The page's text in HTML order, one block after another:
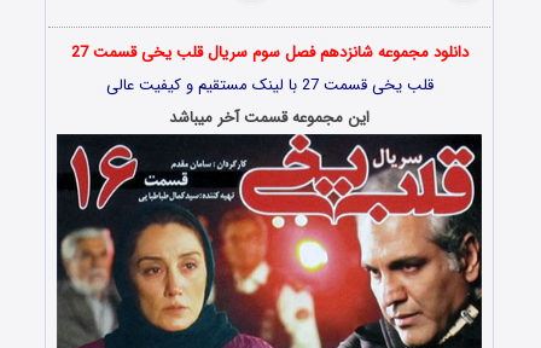
دانلود مجموعه شانزدهم فصل سوم سریال قلب یخی قسمت 27
قلب یخیقسمت 27 با لینک مستقیم و کیفیت عالی
این مجموعه قسمت آخر میباشد